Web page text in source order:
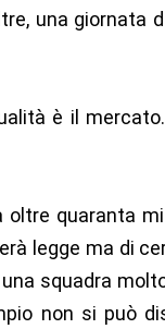
una giornata
è il
quaranta
legge ma di
squadra
non si può